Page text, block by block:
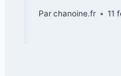
Parchanoine.fr 11